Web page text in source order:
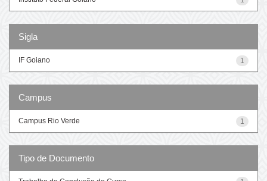
Sigla
1
IF Goiano
Campus
1
Campus Rio Verde
Tipo de Documento